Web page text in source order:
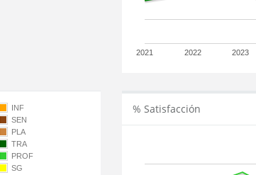
2021 2022 2023
INF
SEN
PLA
TRA
PROF
SG
% Satisfacción